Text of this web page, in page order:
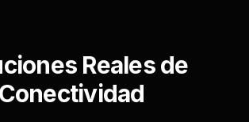
Reales de
Conectividad